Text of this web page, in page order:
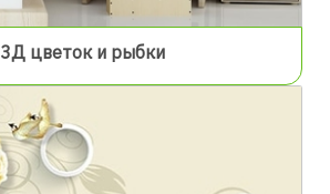
3Д цветок и рыбки